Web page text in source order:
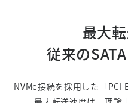
最大
従来の
NVMe接続を採用した「PCI